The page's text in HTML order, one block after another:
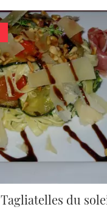
Tagliatelles du